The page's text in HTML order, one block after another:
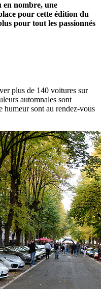
en nombre, une
pour cette édition du
pour tout les passionnés
plus de 140 voitures sur
automnales sont
sont au rendez-vous